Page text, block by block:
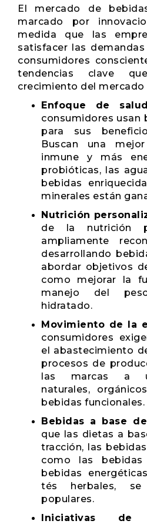
El mercado de
marcado por
medida que las
satisfacer las
consumidores
tendencias clave
crecimiento del mercado
Enfoque de
consumidores usan
para sus
Buscan una
inmune y más
probióticas, las
bebidas
minerales están
Nutrición
de la nutrición
ampliamente
desarrollando
abordar objetivos
como mejorar la
manejo del
hidratado.
Movimiento de la
consumidores
el abastecimiento
procesos de
las marcas a
naturales,
bebidas funcionales.
Bebidas a base
que las dietas a
tracción, las
como las
bebidas
tés herbales, se
populares.
Iniciativas de